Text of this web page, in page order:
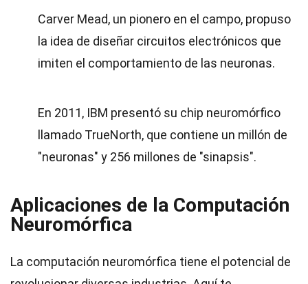
Carver Mead, un pionero en el campo, propuso
la idea de diseñar circuitos electrónicos que
imiten el comportamiento de las neuronas.
En 2011, IBM presentó su chip neuromórfico
llamado TrueNorth, que contiene un millón de
"neuronas" y 256 millones de "sinapsis".
Aplicaciones de la Computación
Neuromórfica
La computación neuromórfica tiene el potencial de